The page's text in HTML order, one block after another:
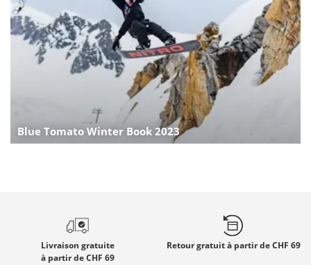
Blue Tomato Winter Book 2023
Livraison gratuite
à partir de CHF 69
Retour gratuità partir de CHF 69